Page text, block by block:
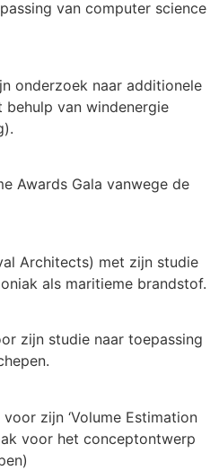
van computer science
onderzoek naar additionele
van windenergie
Awards Gala vanwege de
Architects) met zijn studie
als maritieme brandstof.
zijn studie naar toepassing
zijn ‘Volume Estimation
voor het conceptontwerp